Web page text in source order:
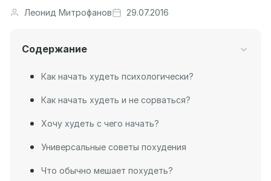
Леонид Митрофанов 29.07.2016
Содержание
Как начать худеть психологически?
Как начать худеть и не сорваться?
Хочу худеть с чего начать?
Универсальные советы похудения
Что обычно мешает похудеть?